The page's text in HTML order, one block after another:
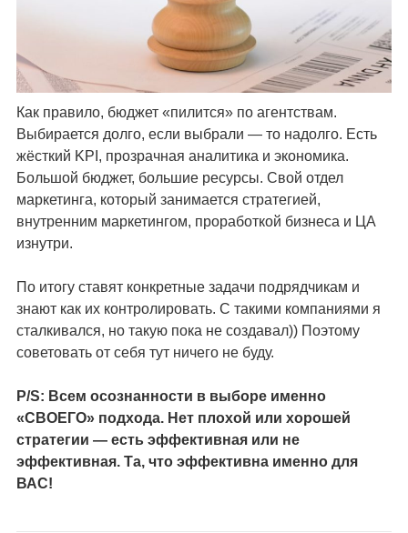
Как правило, бюджет «пилится» по агентствам.
Выбирается долго, если выбрали — то надолго. Есть
жёсткий KPI, прозрачная аналитика и экономика.
Большой бюджет, большие ресурсы. Свой отдел
маркетинга, который занимается стратегией,
внутренним маркетингом, проработкой бизнеса и ЦА
изнутри.
По итогу ставят конкретные задачи подрядчикам и
знают как их контролировать. С такими компаниями я
сталкивался, но такую пока не создавал)) Поэтому
советовать от себя тут ничего не буду.
P/S: Всем осознанности в выборе именно
«СВОЕГО» подхода. Нет плохой или хорошей
стратегии — есть эффективная или не
эффективная. Та, что эффективна именно для
ВАС!